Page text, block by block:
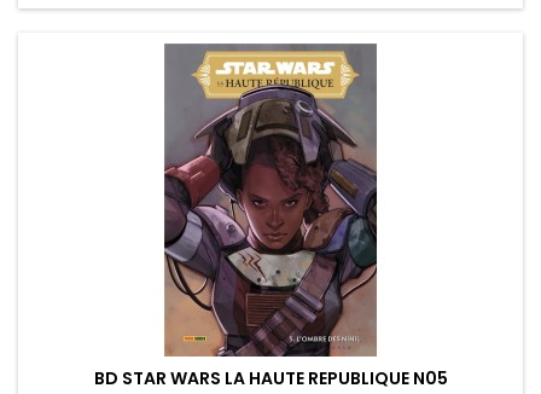
BD STAR WARS LA HAUTE REPUBLIQUE N05